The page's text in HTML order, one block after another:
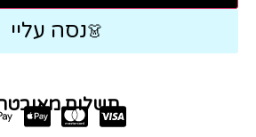
👗נסה עליי
תשלום